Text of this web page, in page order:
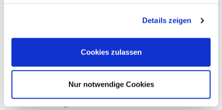
Details zeigen
Cookies zulassen
Nur notwendige Cookies
Fahrzeugbrief / Zulassungsbescheinigung Teil II
Betrieb gesetztem Fahrzeug)
Versicherungsbestätigung (eVB)